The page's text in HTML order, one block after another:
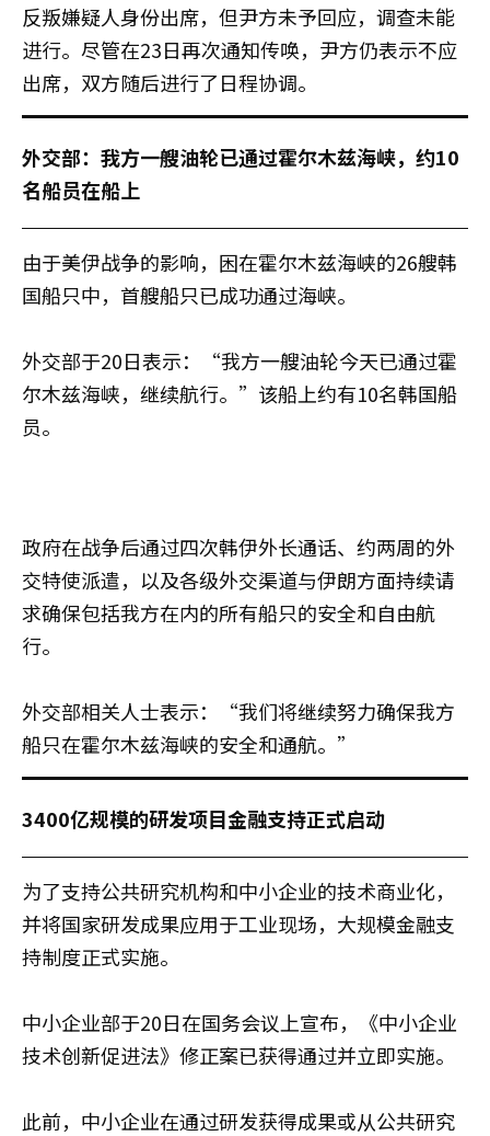
反叛嫌疑人身份出席，但尹方未予回应，调查未能
进行。尽管在23日再次通知传唤，尹方仍表示不应
出席，双方随后进行了日程协调。
外交部：我方一艘油轮已通过霍尔木兹海峡，约10
名船员在船上
由于美伊战争的影响，困在霍尔木兹海峡的26艘韩
国船只中，首艘船只已成功通过海峡。
外交部于20日表示：“我方一艘油轮今天已通过霍
尔木兹海峡，继续航行。”该船上约有10名韩国船
员。
政府在战争后通过四次韩伊外长通话、约两周的外
交特使派遣，以及各级外交渠道与伊朗方面持续请
求确保包括我方在内的所有船只的安全和自由航
行。
外交部相关人士表示：“我们将继续努力确保我方
船只在霍尔木兹海峡的安全和通航。”
3400亿规模的研发项目金融支持正式启动
为了支持公共研究机构和中小企业的技术商业化，
并将国家研发成果应用于工业现场，大规模金融支
持制度正式实施。
中小企业部于20日在国务会议上宣布，《中小企业
技术创新促进法》修正案已获得通过并立即实施。
此前，中小企业在通过研发获得成果或从公共研究